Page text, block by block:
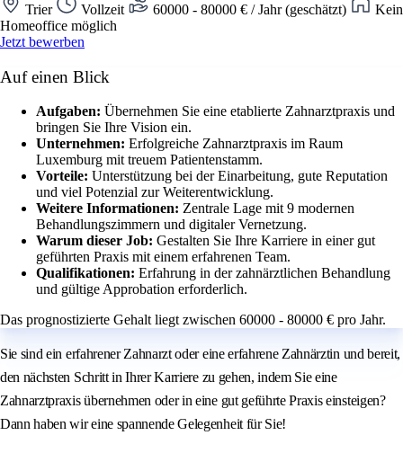
Trier Vollzeit 60000 - 80000 € / Jahr (geschätzt)
Kein
Homeoffice möglich
Jetzt bewerben
Auf einen Blick
Aufgaben: Übernehmen Sie eine etablierte Zahnarztpraxis und
bringen Sie Ihre Vision ein.
Unternehmen: Erfolgreiche Zahnarztpraxis im Raum
Luxemburg mit treuem Patientenstamm.
Vorteile: Unterstützung bei der Einarbeitung, gute Reputation
und viel Potenzial zur Weiterentwicklung.
Weitere Informationen: Zentrale Lage mit 9 modernen
Behandlungszimmern und digitaler Vernetzung.
Warum dieser Job: Gestalten Sie Ihre Karriere in einer gut
geführten Praxis mit einem erfahrenen Team.
Qualifikationen: Erfahrung in der zahnärztlichen Behandlung
und gültige Approbation erforderlich.
Das prognostizierte Gehalt liegt zwischen 60000 - 80000 € pro Jahr.
Sie sind ein erfahrener Zahnarzt oder eine erfahrene Zahnärztin und bereit,
den nächsten Schritt in Ihrer Karriere zu gehen, indem Sie eine
Zahnarztpraxis übernehmen oder in eine gut geführte Praxis einsteigen?
Dann haben wir eine spannende Gelegenheit für Sie!